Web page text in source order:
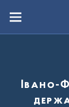
вмістуMenu
Івано-